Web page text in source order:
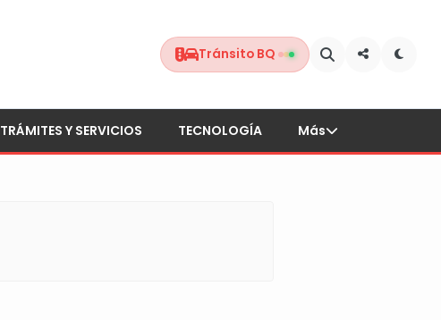
Tránsito BQ
TRÁMITES Y SERVICIOS TECNOLOGÍA Más